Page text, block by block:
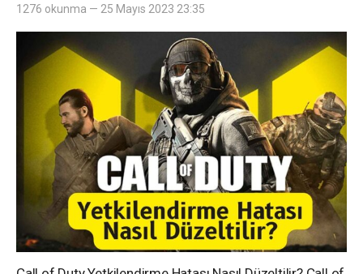
1276 okunma — 25 Mayıs 2023 23:35